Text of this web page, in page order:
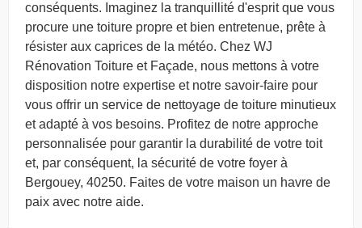
conséquents. Imaginez la tranquillité d'esprit que vous
procure une toiture propre et bien entretenue, prête à
résister aux caprices de la météo. Chez WJ
Rénovation Toiture et Façade, nous mettons à votre
disposition notre expertise et notre savoir-faire pour
vous offrir un service de nettoyage de toiture minutieux
et adapté à vos besoins. Profitez de notre approche
personnalisée pour garantir la durabilité de votre toit
et, par conséquent, la sécurité de votre foyer à
Bergouey, 40250. Faites de votre maison un havre de
paix avec notre aide.